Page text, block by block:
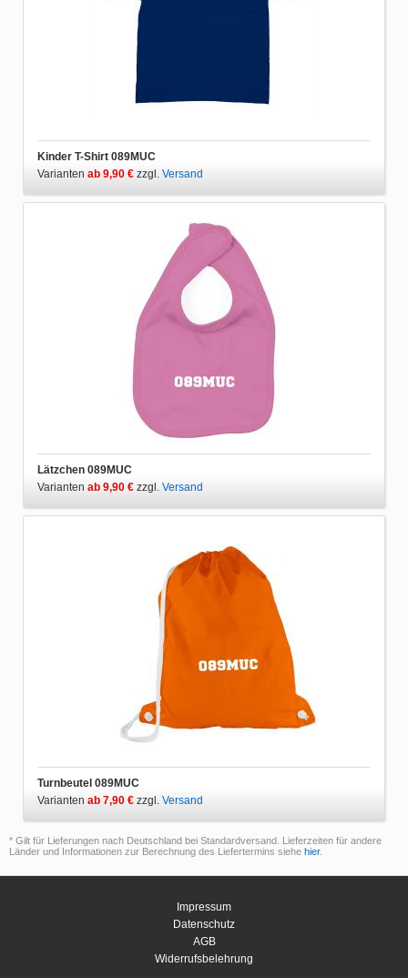
Kinder T-Shirt 089MUC
Varianten ab 9,90 € zzgl. Versand
Lätzchen 089MUC
Varianten ab 9,90 € zzgl. Versand
Turnbeutel 089MUC
Varianten ab 7,90 € zzgl. Versand
* Gilt für Lieferungen nach Deutschland bei Standardversand. Lieferzeiten für andere
Länder und Informationen zur Berechnung des Liefertermins siehe hier.
Impressum
Datenschutz
AGB
Widerrufsbelehrung